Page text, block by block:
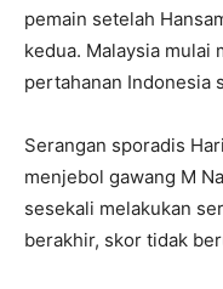
pemain setelah
kedua. Malaysia mulai
pertahanan Indonesia
Serangan sporadis
menjebol gawang M
sesekali melakukan
berakhir, skor tidak